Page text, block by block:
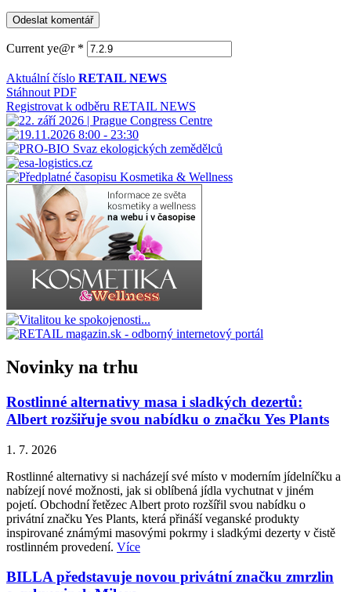
Current ye@r *
Aktuální číslo RETAIL NEWS
Stáhnout PDF
Registrovat k odběru RETAIL NEWS
Novinky na trhu
Rostlinné alternativy masa i sladkých dezertů:
Albert rozšiřuje svou nabídku o značku Yes Plants
1. 7. 2026
Rostlinné alternativy si nacházejí své místo v moderním jídelníčku a
nabízejí nové možnosti, jak si oblíbená jídla vychutnat v jiném
pojetí. Obchodní řetězec Albert proto rozšířil svou nabídku o
privátní značku Yes Plants, která přináší veganské produkty
inspirované známými masovými pokrmy i sladkými dezerty v čistě
rostlinném provedení. Více
BILLA představuje novou privátní značku zmrzlin